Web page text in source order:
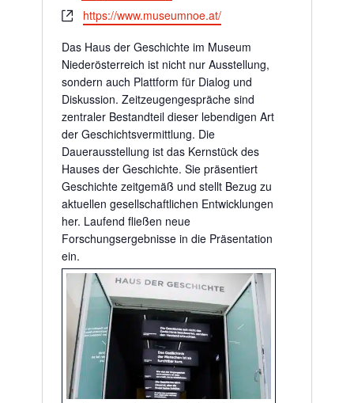
Webseitehttps://www.museumnoe.at/
Das Haus der Geschichte im Museum
Niederösterreich ist nicht nur Ausstellung,
sondern auch Plattform für Dialog und
Diskussion. Zeitzeugengespräche sind
zentraler Bestandteil dieser lebendigen Art
der Geschichtsvermittlung. Die
Dauerausstellung ist das Kernstück des
Hauses der Geschichte. Sie präsentiert
Geschichte zeitgemäß und stellt Bezug zu
aktuellen gesellschaftlichen Entwicklungen
her. Laufend fließen neue
Forschungsergebnisse in die Präsentation
ein.